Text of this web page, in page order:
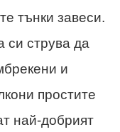
тънки завеси.
си струва да
и
простите
най-добрият